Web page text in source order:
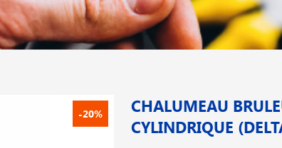
-20%
CHALUMEAU
CYLINDRIQUE